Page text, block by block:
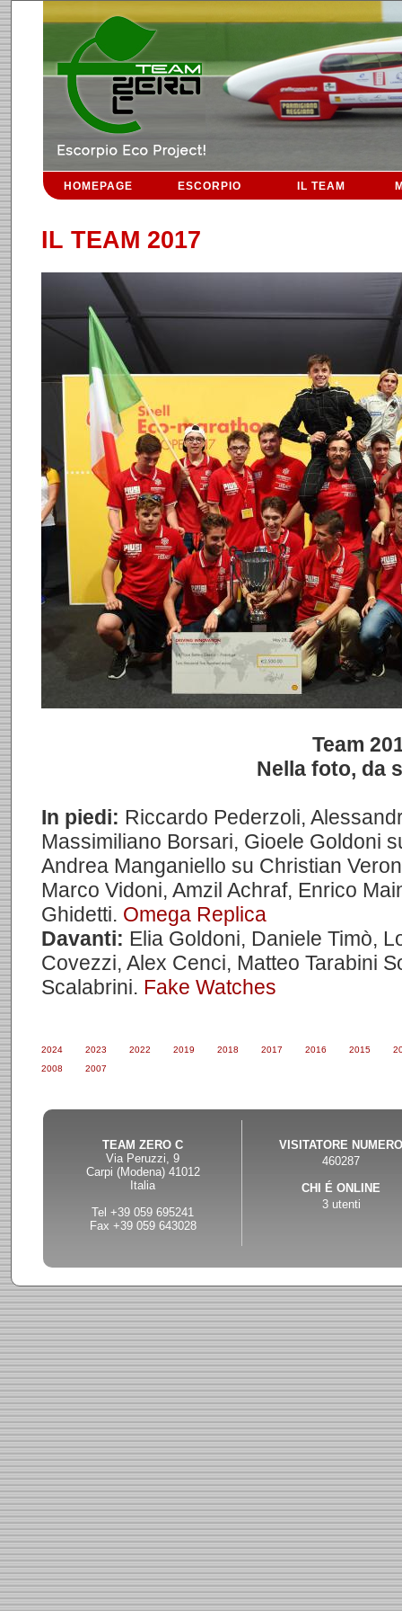
HOMEPAGE ESCORPIO IL TEAM
IL TEAM 2017
Team
Nella foto, da
In piedi: Riccardo Pederzoli,
Massimiliano Borsari, Gioele Goldoni
Andrea Manganiello su Christian
Marco Vidoni, Amzil Achraf, Enrico
Ghidetti. Omega Replica
Davanti: Elia Goldoni, Daniele Timò,
Covezzi, Alex Cenci, Matteo Tarabini
Scalabrini. Fake Watches
2024 2023 2022 2019 2018 2017 2016 2015
2008
2007
VISITATORE NUMERO
460287
CHI É ONLINE
3 utenti
TEAM ZERO C
Via Peruzzi, 9
Carpi (Modena) 41012
Italia
Tel +39 059 695241
Fax +39 059 643028